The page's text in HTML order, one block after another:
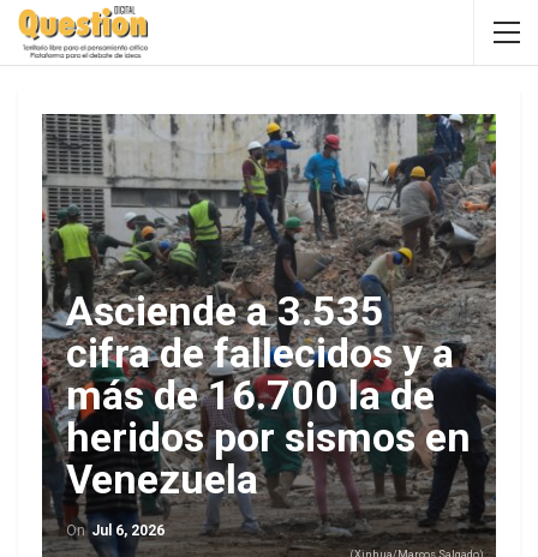
Asciende a 3.535
cifra de fallecidos y a
más de 16.700 la de
heridos por sismos en
Venezuela
On Jul 6, 2026
(Xinhua/Marcos Salgado)